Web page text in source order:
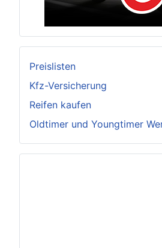
Preislisten
Kfz-Versicherung
Reifen kaufen
Oldtimer und Youngtimer